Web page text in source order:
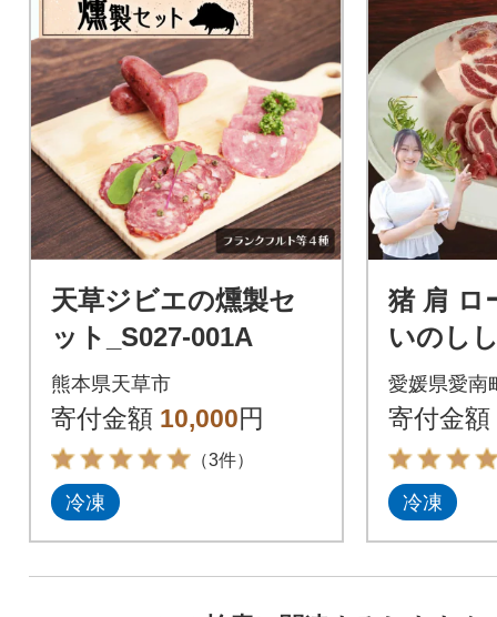
天草ジビエの燻製セ
ット_S027-001A
熊本県天草市
寄付金額 10,000円
（3件）
冷凍
猪 肩 ロ
いのし
ビエ 愛
南ジビエ
愛媛県愛南
寄付金額
冷凍